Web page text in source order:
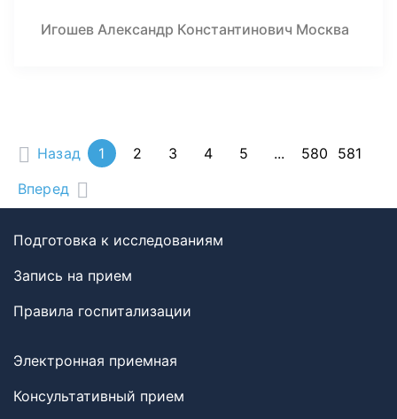
Игошев Александр Константинович Москва
Назад 1 2 3 4 5 ... 580
581
Вперед
Подготовка к исследованиям
Запись на прием
Правила госпитализации
Электронная приемная
Консультативный прием